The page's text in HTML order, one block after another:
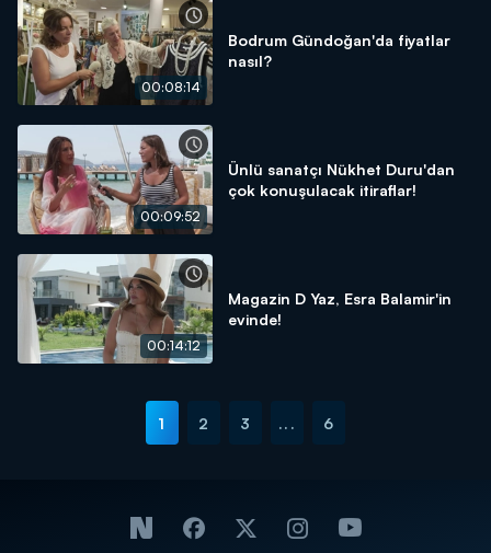
00:08:14
Bodrum Gündoğan'da fiyatlar
nasıl?
00:09:52
Ünlü sanatçı Nükhet Duru'dan
çok konuşulacak itiraflar!
00:14:12
Magazin D Yaz, Esra Balamir'in
evinde!
1 2 3 ... 6